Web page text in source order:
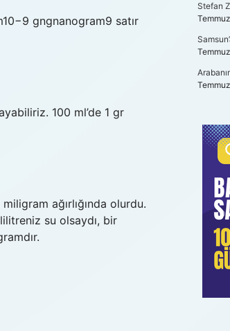
gngnanogram9 satır
100 ml’de 1 gr
ağırlığında olurdu.
su olsaydı, bir
Stefan